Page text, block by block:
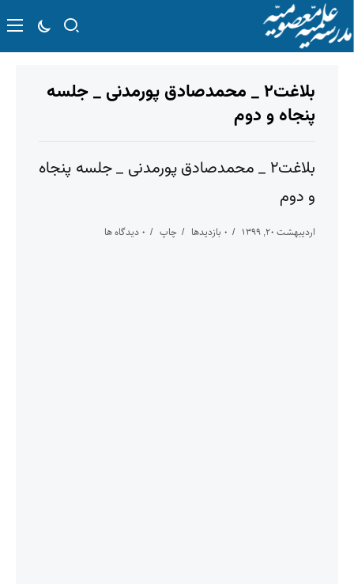
بلاغت۲ _ محمدصادق پورمدنی _ جلسه
پنجاه و دوم
بلاغت۲ _ محمدصادق پورمدنی _ جلسه پنجاه
و دوم
اردیبهشت ۲۰, ۱۳۹۹ ۰ بازدیدها چاپ ۰ دیدگاه ها